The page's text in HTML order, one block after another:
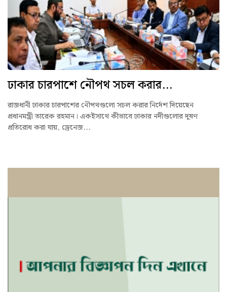
ঢাকার চারপাশে নৌপথ সচল করার...
রাজধানী ঢাকার চারপাশের নৌপথগুলো সচল করার নির্দেশ দিয়েছেন
প্রধানমন্ত্রী তারেক রহমান। একইসাথে কীভাবে ঢাকার নদীগুলোর দূষণ
প্রতিরোধ করা যায়, ড্রেনেজ...